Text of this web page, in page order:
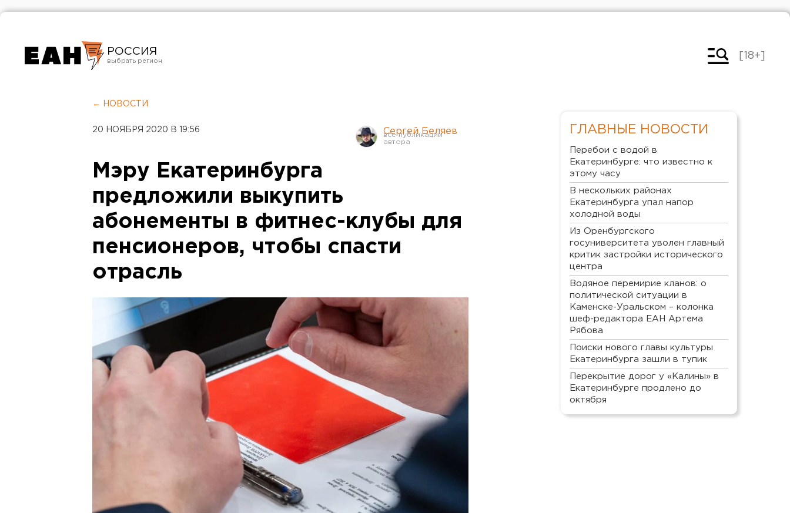
РОССИЯ
Челябинск
[18+]
← НОВОСТИ
20 НОЯБРЯ 2020 В 19:56 Сергей Беляев
Мэру Екатеринбурга
предложили выкупить
абонементы в фитнес-клубы для
пенсионеров, чтобы спасти
отрасль
ГЛАВНЫЕ НОВОСТИ
Перебои с водой в
Екатеринбурге: что известно к
этому часу
В нескольких районах
Екатеринбурга упал напор
холодной воды
Из Оренбургского
госуниверситета уволен главный
критик застройки исторического
центра
Водяное перемирие кланов: о
политической ситуации в
Каменске-Уральском – колонка
шеф-редактора ЕАН Артема
Рябова
Поиски нового главы культуры
Екатеринбурга зашли в тупик
Перекрытие дорог у «Калины» в
Екатеринбурге продлено до
октября